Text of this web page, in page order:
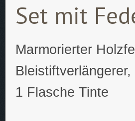
Set mit
Marmorierter
Bleistiftverlängerer,
1 Flasche Tinte